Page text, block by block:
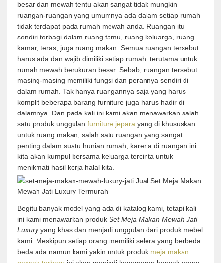
besar dan mewah tentu akan sangat tidak mungkin
ruangan-ruangan yang umumnya ada dalam setiap rumah
tidak terdapat pada rumah mewah anda. Ruangan itu
sendiri terbagi dalam ruang tamu, ruang keluarga, ruang
kamar, teras, juga ruang makan. Semua ruangan tersebut
harus ada dan wajib dimiliki setiap rumah, terutama untuk
rumah mewah berukuran besar. Sebab, ruangan tersebut
masing-masing memiliki fungsi dan perannya sendiri di
dalam rumah. Tak hanya ruangannya saja yang harus
komplit beberapa barang furniture juga harus hadir di
dalamnya. Dan pada kali ini kami akan menawarkan salah
satu produk unggulan furniture jepara yang di khususkan
untuk ruang makan, salah satu ruangan yang sangat
penting dalam suatu hunian rumah, karena di ruangan ini
kita akan kumpul bersama keluarga tercinta untuk
menikmati hasil kerja halal kita.
Begitu banyak model yang ada di katalog kami, tetapi kali
ini kami menawarkan produk Set Meja Makan Mewah Jati
Luxuryyang khas dan menjadi unggulan dari produk mebel
kami. Meskipun setiap orang memiliki selera yang berbeda
beda ada namun kami yakin untuk produk meja makan